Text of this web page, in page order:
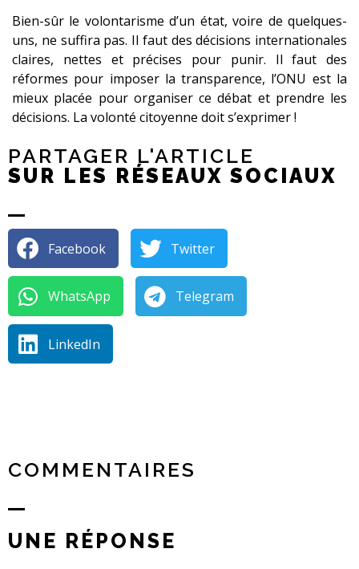
Bien-sûr le volontarisme d’un état, voire de quelques-
uns, ne suffira pas. Il faut des décisions internationales
claires, nettes et précises pour punir. Il faut des
réformes pour imposer la transparence, l’ONU est la
mieux placée pour organiser ce débat et prendre les
décisions. La volonté citoyenne doit s’exprimer !
PARTAGER L'ARTICLE
SUR LES RÉSEAUX SOCIAUX
Facebook Twitter
WhatsApp Telegram
LinkedIn
COMMENTAIRES
UNE RÉPONSE